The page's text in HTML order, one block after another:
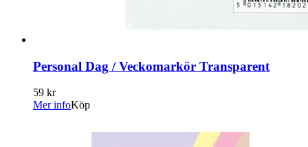
Personal Dag / Veckomarkör Transparent
59 kr
Mer infoKöp